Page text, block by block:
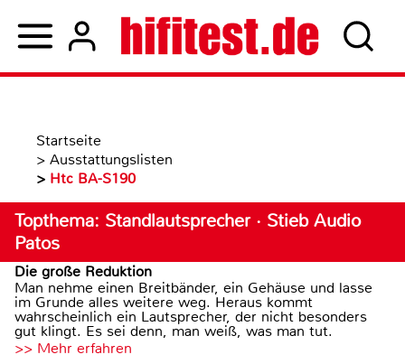
Startseite
> Ausstattungslisten
> Htc BA-S190
Topthema: Standlautsprecher · Stieb Audio
Patos
Die große Reduktion
Man nehme einen Breitbänder, ein Gehäuse und lasse
im Grunde alles weitere weg. Heraus kommt
wahrscheinlich ein Lautsprecher, der nicht besonders
gut klingt. Es sei denn, man weiß, was man tut.
>> Mehr erfahren